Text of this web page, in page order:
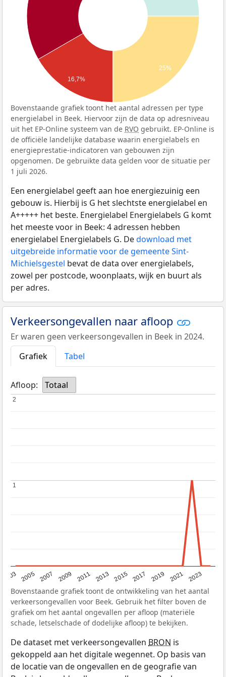
16,7%
25%
Bovenstaande grafiek toont het aantal adressen per type
energielabel in Beek. Hiervoor zijn de data op adresniveau
uit het EP-Online systeem van de RVO gebruikt. EP-Online is
de officiële landelijke database waarin energielabels en
energieprestatie-indicatoren van gebouwen zijn
opgenomen. De gebruikte data gelden voor de situatie per
1 juli 2026.
Een energielabel geeft aan hoe energiezuinig een
gebouw is. Hierbij is G het slechtste energielabel en
A+++++ het beste. Energielabel Energielabels G komt
het meeste voor in Beek: 4 adressen hebben
energielabel Energielabels G. Dedownload met
uitgebreide informatie voor de gemeente Sint-
Michielsgestel bevat de data over energielabels,
zowel per postcode, woonplaats, wijk en buurt als
per adres.
Verkeersongevallen naar afloop
Er waren geen verkeersongevallen in Beek in 2024.
Grafiek
Tabel
Afloop: Totaal
2003 2005 2007 2009 2011 2013 2015 2017 2019 2021 2023
1
1
2
2
Bovenstaande grafiek toont de ontwikkeling van het aantal
verkeersongevallen voor Beek. Gebruik het filter boven de
grafiek om het aantal ongevallen per afloop (materiële
schade, letselschade of dodelijke afloop) te bekijken.
De dataset met verkeersongevallen BRON is
gekoppeld aan het digitale wegennet. Op basis van
de locatie van de ongevallen en de geografie van